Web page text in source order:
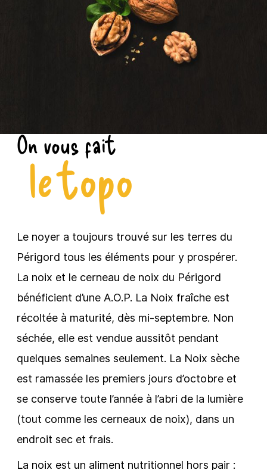
On vous fait
le topo
Le noyer a toujours trouvé sur les terres du
Périgord tous les éléments pour y prospérer.
La noix et le cerneau de noix du Périgord
bénéficient d’une A.O.P. La Noix fraîche est
récoltée à maturité, dès mi-septembre. Non
séchée, elle est vendue aussitôt pendant
quelques semaines seulement. La Noix sèche
est ramassée les premiers jours d’octobre et
se conserve toute l’année à l’abri de la lumière
(tout comme les cerneaux de noix), dans un
endroit sec et frais.
La noix est un aliment nutritionnel hors pair :